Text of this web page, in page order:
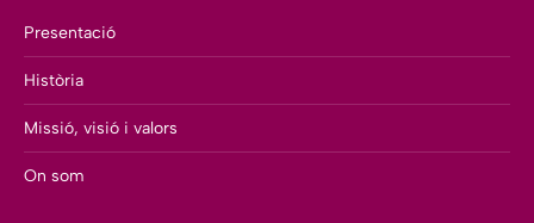
Presentació
Història
Missió, visió i valors
On som